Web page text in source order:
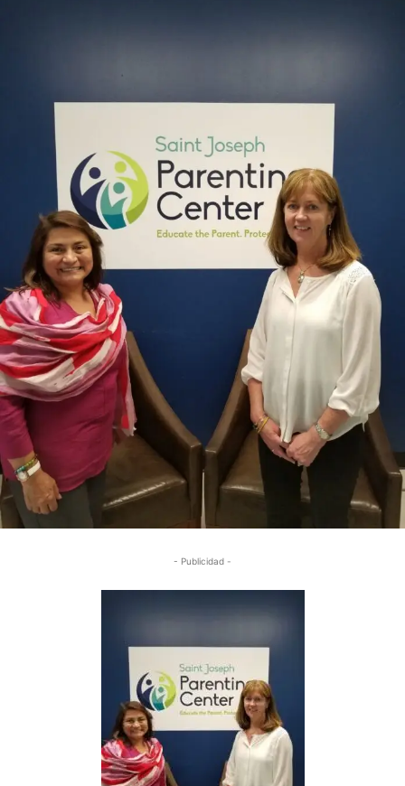
- Publicidad -